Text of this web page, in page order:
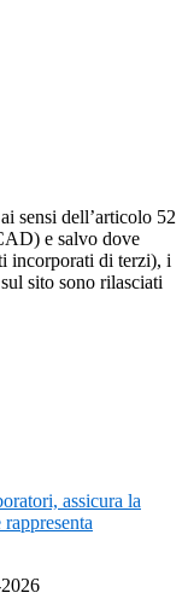
sensi dell’articolo 52
e salvo dove
incorporati di terzi), i
sito sono rilasciati
assicura la